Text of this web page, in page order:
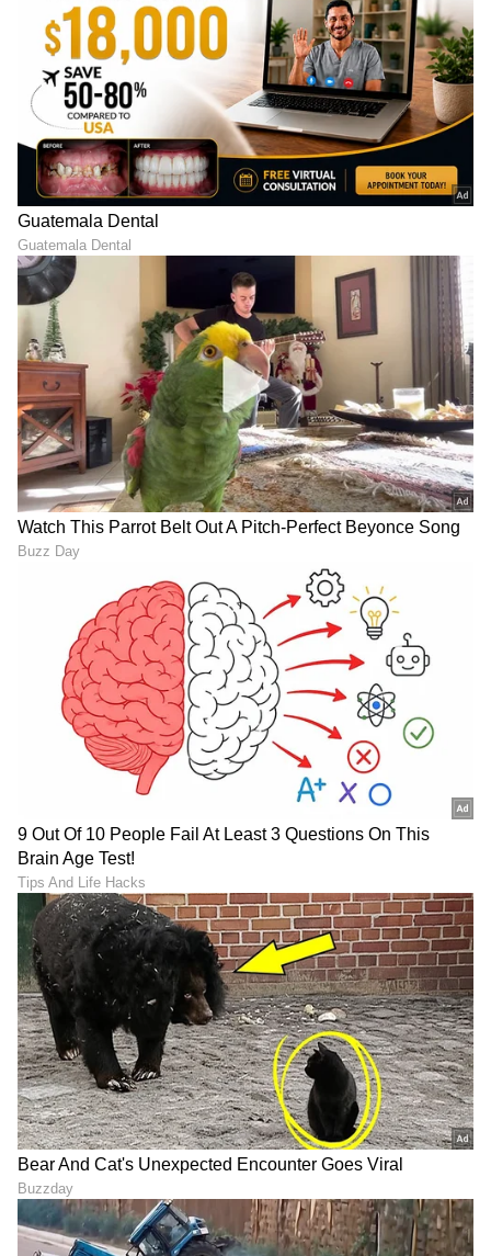
ಸ್ನ್ಯಾಕ್ಸ್ ಆಲೂ ಕಟ್ಲಿ
ಇಲ್ಲ
ದೋಸೆ ಮಾಡೋಕೆ ಆಸೆಯಾದ್ರೂ
ಸೀಯುತ್ತೆ, ಅಂಟಿಕೊಳ್ಳುತ್ತೆ
ಅನ್ನೋ ಚಿಂತೆನಾ.. ಈ ತವಾ
ತಗೊಂಡ್ರೆ ದಿನಾ ಮಾಡ್ತೀರಿ
ಹಿರಿಯರು ಹೇಳಿಕೊಟ್ಟ 6 ಸುಲಭ
ಐಡಿಯಾಗಳಿವು
LATEST VIDEOS
"ರಾಜಕೀಯ ಬೇಡ, ಸಿನಿಮಾನೇ ಪ್ರಾಣ":
ಕನಕೋತ್ಸವದಲ್ಲಿ ರಿಷಬ್ ಶೆಟ್ಟಿ | Rishab
Shetty speech | Suvarna News
ಶೇ.50 ರಿಂದ ಶೇ.18 ಕ್ಕೆ TAX ಇಳಿಕೆ: ಮೋದಿ-
ಟ್ರಂಪ್ ಐತಿಹಾಸಿಕ ಒಪ್ಪಂದ | India US
Trade Deal | Party Rounds